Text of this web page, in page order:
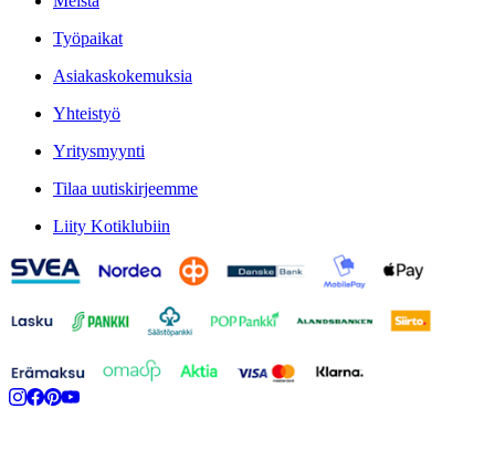
Työpaikat
Asiakaskokemuksia
Yhteistyö
Yritysmyynti
Tilaa uutiskirjeemme
Liity Kotiklubiin